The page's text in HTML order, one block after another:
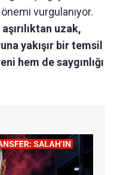
vurgulanıyor.
uzak,
yakışır bir temsil
hem de saygınlığı